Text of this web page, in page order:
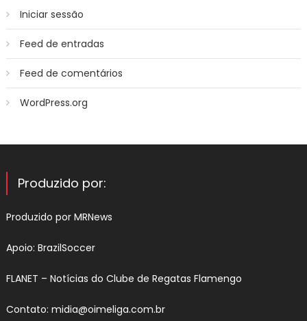
Iniciar sessão
Feed de entradas
Feed de comentários
WordPress.org
Produzido por:
Produzido por MRNews
Apoio: BrazilSoccer
FLANET – Notícias do Clube de Regatas Flamengo
Contato: midia@oimeliga.com.br